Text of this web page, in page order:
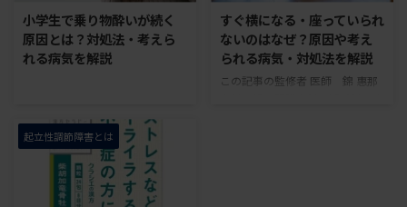
い」と感じる人もいます。 気温
や気圧、日照時間の変化は、睡眠
や体調に影響することがありま
は、季節の変化と重なる時期に不
調 ...
ます。特に朝や午前中に症状が強
い場合は、起床や登校、授業への
集中が難しくなることもありま
す。 倦怠感が続くと、本人だけ
小学生で乗り物酔いが続く
原因とは？対処法・考えら
れる病気を解説
すぐ横になる・座っていられ
ないのはなぜ？原因や考え
られる病気・対処法を解説
この記事の監修者 医師 錦 惠那
起立性調節障害とは